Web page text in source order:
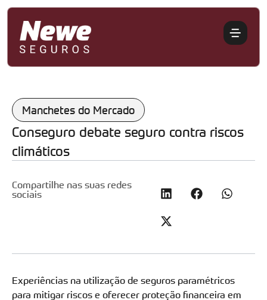
Manchetes do Mercado
Conseguro debate seguro contra riscos
climáticos
Compartilhe nas suas redes
sociais
Experiências na utilização de seguros paramétricos
para mitigar riscos e oferecer proteção financeira em